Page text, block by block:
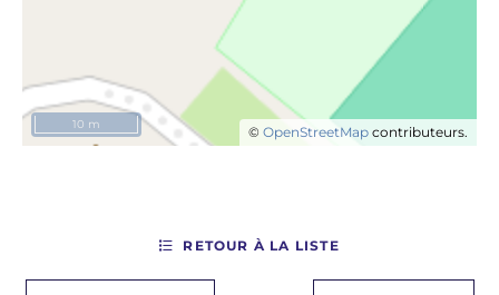
© OpenStreetMap contributeurs.
10 m
RETOUR À LA LISTE